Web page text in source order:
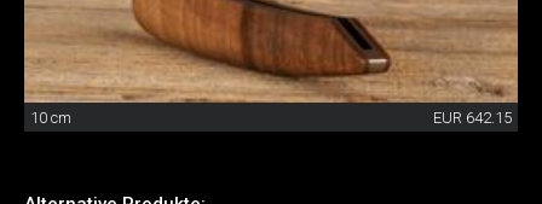
10 cm EUR 642.15